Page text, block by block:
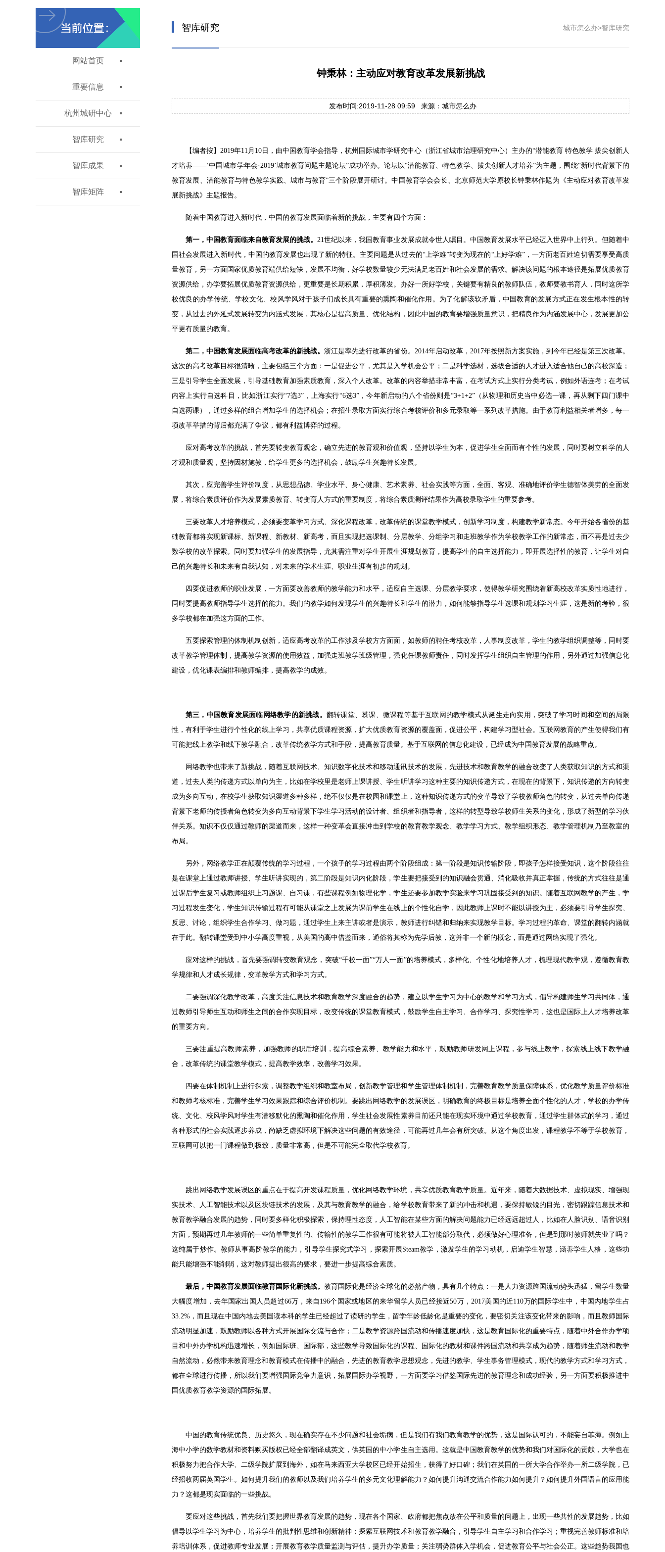
网站首页
重要信息
杭州城研中心
智库研究
智库成果
智库矩阵
智库研究 城市怎么办>智库研究
钟秉林：主动应对教育改革发展新挑战
发布时间:2019-11-28 09:59 来源：城市怎么办
【编者按】2019年11月10日，由中国教育学会指导，杭州国际城市学研究中心（浙江省城市治理研究中心）主办的“潜能教育 特色教学 拔尖创新人
才培养——‘中国城市学年会·2019’城市教育问题主题论坛”成功举办。论坛以“潜能教育、特色教学、拔尖创新人才培养”为主题，围绕“新时代背景下的
教育发展、潜能教育与特色教学实践、城市与教育”三个阶段展开研讨。中国教育学会会长、北京师范大学原校长钟秉林作题为《主动应对教育改革发
展新挑战》主题报告。
随着中国教育进入新时代，中国的教育发展面临着新的挑战，主要有四个方面：
第一，中国教育面临来自教育发展的挑战。21世纪以来，我国教育事业发展成就令世人瞩目。中国教育发展水平已经迈入世界中上行列。但随着中
国社会发展进入新时代，中国的教育发展也出现了新的特征。主要问题是从过去的“上学难”转变为现在的“上好学难”，一方面老百姓迫切需要享受高质
量教育，另一方面国家优质教育端供给短缺，发展不均衡，好学校数量较少无法满足老百姓和社会发展的需求。解决该问题的根本途径是拓展优质教育
资源供给，办学要拓展优质教育资源供给，更重要是长期积累，厚积薄发。办好一所好学校，关键要有精良的教师队伍，教师要教书育人，同时这所学
校优良的办学传统、学校文化、校风学风对于孩子们成长具有重要的熏陶和催化作用。为了化解该软矛盾，中国教育的发展方式正在发生根本性的转
变，从过去的外延式发展转变为内涵式发展，其核心是提高质量、优化结构，因此中国的教育要增强质量意识，把精良作为内涵发展中心，发展更加公
平更有质量的教育。
第二，中国教育发展面临高考改革的新挑战。浙江是率先进行改革的省份。2014年启动改革，2017年按照新方案实施，到今年已经是第三次改革。
这次的高考改革目标很清晰，主要包括三个方面：一是促进公平，尤其是入学机会公平；二是科学选材，选拔合适的人才进入适合他自己的高校深造；
三是引导学生全面发展，引导基础教育加强素质教育，深入个人改革。改革的内容举措非常丰富，在考试方式上实行分类考试，例如外语连考；在考试
内容上实行自选科目，比如浙江实行“7选3”，上海实行“6选3”，今年新启动的八个省份则是“3+1+2”（从物理和历史当中必选一课，再从剩下四门课中
自选两课），通过多样的组合增加学生的选择机会；在招生录取方面实行综合考核评价和多元录取等一系列改革措施。由于教育利益相关者增多，每一
项改革举措的背后都充满了争议，都有利益博弈的过程。
应对高考改革的挑战，首先要转变教育观念，确立先进的教育观和价值观，坚持以学生为本，促进学生全面而有个性的发展，同时要树立科学的人
才观和质量观，坚持因材施教，给学生更多的选择机会，鼓励学生兴趣特长发展。
其次，应完善学生评价制度，从思想品德、学业水平、身心健康、艺术素养、社会实践等方面，全面、客观、准确地评价学生德智体美劳的全面发
展，将综合素质评价作为发展素质教育、转变育人方式的重要制度，将综合素质测评结果作为高校录取学生的重要参考。
三要改革人才培养模式，必须要变革学习方式、深化课程改革，改革传统的课堂教学模式，创新学习制度，构建教学新常态。今年开始各省份的基
础教育都将实现新课标、新课程、新教材、新高考，而且实现把选课制、分层教学、分组学习和走班教学作为学校教学工作的新常态，而不再是过去少
数学校的改革探索。同时要加强学生的发展指导，尤其需注重对学生开展生涯规划教育，提高学生的自主选择能力，即开展选择性的教育，让学生对自
己的兴趣特长和未来有自我认知，对未来的学术生涯、职业生涯有初步的规划。
四要促进教师的职业发展，一方面要改善教师的教学能力和水平，适应自主选课、分层教学要求，使得教学研究围绕着新高校改革实质性地进行，
同时要提高教师指导学生选择的能力。我们的教学如何发现学生的兴趣特长和学生的潜力，如何能够指导学生选课和规划学习生涯，这是新的考验，很
多学校都在加强这方面的工作。
五要探索管理的体制机制创新，适应高考改革的工作涉及学校方方面面，如教师的聘任考核改革，人事制度改革，学生的教学组织调整等，同时要
改革教学管理体制，提高教学资源的使用效益，加强走班教学班级管理，强化任课教师责任，同时发挥学生组织自主管理的作用，另外通过加强信息化
建设，优化课表编排和教师编排，提高教学的成效。
第三，中国教育发展面临网络教学的新挑战。 翻转课堂、慕课、微课程等基于互联网的教学模式从诞生走向实用，突破了学习时间和空间的局限
性，有利于学生进行个性化的线上学习，共享优质课程资源，扩大优质教育资源的覆盖面，促进公平，构建学习型社会。互联网教育的产生使得我们有
可能把线上教学和线下教学融合，改革传统教学方式和手段，提高教育质量。基于互联网的信息化建设，已经成为中国教育发展的战略重点。
网络教学也带来了新挑战，随着互联网技术、知识数字化技术和移动通讯技术的发展，先进技术和教育教学的融合改变了人类获取知识的方式和渠
道，过去人类的传递方式以单向为主，比如在学校里是老师上课讲授、学生听讲学习这种主要的知识传递方式，在现在的背景下，知识传递的方向转变
成为多向互动，在校学生获取知识渠道多种多样，绝不仅仅是在校园和课堂上，这种知识传递方式的变革导致了学校教师角色的转变，从过去单向传递
背景下老师的传授者角色转变为多向互动背景下学生学习活动的设计者、组织者和指导者，这样的转型导致学校师生关系的变化，形成了新型的学习伙
伴关系。知识不仅仅通过教师的渠道而来，这样一种变革会直接冲击到学校的教育教学观念、教学学习方式、教学组织形态、教学管理机制乃至教室的
布局。
另外，网络教学正在颠覆传统的学习过程，一个孩子的学习过程由两个阶段组成：第一阶段是知识传输阶段，即孩子怎样接受知识，这个阶段往往
是在课堂上通过教师讲授、学生听讲实现的，第二阶段是知识内化阶段，学生要把接受到的知识融会贯通、消化吸收并真正掌握，传统的方式往往是通
过课后学生复习或教师组织上习题课、自习课，有些课程例如物理化学，学生还要参加教学实验来学习巩固接受到的知识。随着互联网教学的产生，学
习过程发生变化，学生知识传输过程有可能从课堂之上发展为课前学生在线上的个性化自学，因此教师上课时不能以讲授为主，必须要引导学生探究、
反思、讨论，组织学生合作学习、做习题，通过学生上来主讲或者是演示，教师进行纠错和归纳来实现教学目标。学习过程的革命、课堂的翻转内涵就
在于此。翻转课堂受到中小学高度重视，从美国的高中借鉴而来，通俗将其称为先学后教，这并非一个新的概念，而是通过网络实现了强化。
应对这样的挑战，首先要强调转变教育观念，突破“千校一面”“万人一面”的培养模式，多样化、个性化地培养人才，梳理现代教学观，遵循教育教
学规律和人才成长规律，变革教学方式和学习方式。
二要强调深化教学改革，高度关注信息技术和教育教学深度融合的趋势，建立以学生学习为中心的教学和学习方式，倡导构建师生学习共同体，通
过教师引导师生互动和师生之间的合作实现目标，改变传统的课堂教育模式，鼓励学生自主学习、合作学习、探究性学习，这也是国际上人才培养改革
的重要方向。
三要注重提高教师素养，加强教师的职后培训，提高综合素养、教学能力和水平，鼓励教师研发网上课程，参与线上教学，探索线上线下教学融
合，改革传统的课堂教学模式，提高教学效率，改善学习效果。
四要在体制机制上进行探索，调整教学组织和教室布局，创新教学管理和学生管理体制机制，完善教育教学质量保障体系，优化教学质量评价标准
和教师考核标准，完善学生学习效果跟踪和综合评价机制。要跳出网络教学的发展误区，明确教育的终极目标是培养全面个性化的人才，学校的办学传
统、文化、校风学风对学生有潜移默化的熏陶和催化作用，学生社会发展性素养目前还只能在现实环境中通过学校教育，通过学生群体式的学习，通过
各种形式的社会实践逐步养成，尚缺乏虚拟环境下解决这些问题的有效途径，可能再过几年会有所突破。从这个角度出发，课程教学不等于学校教育，
互联网可以把一门课程做到极致，质量非常高，但是不可能完全取代学校教育。
跳出网络教学发展误区的重点在于提高开发课程质量，优化网络教学环境，共享优质教育教学质量。近年来，随着大数据技术、虚拟现实、增强现
实技术、人工智能技术以及区块链技术的发展，及其与教育教学的融合，给学校教育带来了新的冲击和机遇，要保持敏锐的目光，密切跟踪信息技术和
教育教学融合发展的趋势，同时要多样化积极探索，保持理性态度，人工智能在某些方面的解决问题能力已经远远超过人，比如在人脸识别、语音识别
方面，预期再过几年教师的一些简单重复性的、传输性的教学工作很有可能将被人工智能部分取代，必须做好心理准备，但是到那时教师就失业了吗？
这纯属于炒作。教师从事高阶教学的能力，引导学生探究式学习，探索开展Steam教学，激发学生的学习动机，启迪学生智慧，涵养学生人格，这些功
能只能增强不能削弱，这对教师提出很高的要求，要进一步提高综合素质。
最后，中国教育发展面临教育国际化新挑战。教育国际化是经济全球化的必然产物，具有几个特点：一是人力资源跨国流动势头迅猛，留学生数量
大幅度增加，去年国家出国人员超过66万，来自196个国家或地区的来华留学人员已经接近50万，2017美国的近110万的国际学生中，中国内地学生占
33.2%，而且现在中国内地去美国读本科的学生已经超过了读研的学生，留学年龄低龄化是重要的变化，要密切关注该变化带来的影响，而且教师国际
流动明显加速，鼓励教师以各种方式开展国际交流与合作；二是教学资源跨国流动和传播速度加快，这是教育国际化的重要特点，随着中外合作办学项
目和中外办学机构迅速增长，例如国际班、国际部，这些教学导致国际化的课程、国际化的教材和课件跨国流动和共享成为趋势，随着师生流动和教学
自然流动，必然带来教育理念和教育模式在传播中的融合，先进的教育教学思想观念，先进的教学、学生事务管理模式，现代的教学方式和学习方式，
都在全球进行传播，所以我们要增强国际竞争力意识，拓展国际办学视野，一方面要学习借鉴国际先进的教育理念和成功经验，另一方面要积极推进中
国优质教育教学资源的国际拓展。
中国的教育传统优良、历史悠久，现在确实存在不少问题和社会垢病，但是我们有我们教育教学的优势，这是国际认可的，不能妄自菲薄。例如上
海中小学的数学教材和资料购买版权已经全部翻译成英文，供英国的中小学生自主选用。这就是中国教育教学的优势和我们对国际化的贡献，大学也在
积极努力把合作大学、二级学院扩展到海外，如在马来西亚大学校区已经开始招生，获得了好口碑；我们在英国的一所大学合作举办一所二级学院，已
经招收两届英国学生。如何提升我们的教师以及我们培养学生的多元文化理解能力？如何提升沟通交流合作能力如何提升？如何提升外国语言的应用能
力？这都是现实面临的一些挑战。
要应对这些挑战，首先我们要把握世界教育发展的趋势，现在各个国家、政府都把焦点放在公平和质量的问题上，出现一些共性的发展趋势，比如
倡导以学生学习为中心，培养学生的批判性思维和创新精神；探索互联网技术和教育教学融合，引导学生自主学习和合作学习；重视完善教师标准和培
养培训体系，促进教师专业发展；开展教育教学质量监测与评估，提升办学质量；关注弱势群体入学机会，促进教育公平与社会公正。这些趋势我国也